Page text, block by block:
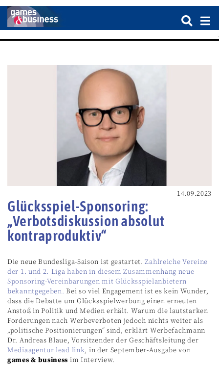
14.09.2023
Glücksspiel-Sponsoring:
„Verbotsdiskussion absolut
kontraproduktiv“
Die neue Bundesliga-Saison ist gestartet.Zahlreiche Vereine
der 1. und 2. Liga haben in diesem Zusammenhang neue
Sponsoring-Vereinbarungen mit Glücksspielanbietern
bekanntgegeben. Bei so viel Engagement ist es kein Wunder,
dass die Debatte um Glücksspielwerbung einen erneuten
Anstoß in Politik und Medien erhält. Warum die lautstarken
Forderungen nach Werbeverboten jedoch nichts weiter als
„politische Positionierungen“ sind, erklärt Werbefachmann
Dr. Andreas Blaue, Vorsitzender der Geschäftsleitung der
Mediaagentur lead link, in der September-Ausgabe von
games & business im Interview.